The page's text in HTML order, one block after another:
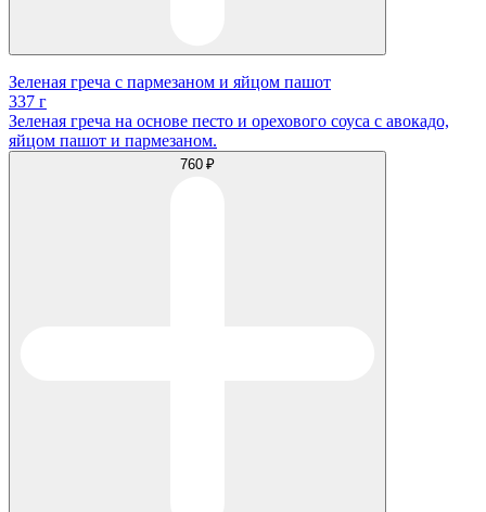
Зеленая греча с пармезаном и яйцом пашот
337 г
Зеленая греча на основе песто и орехового соуса с авокадо,
яйцом пашот и пармезаном.
760 ₽